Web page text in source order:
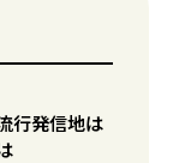
行発信地は